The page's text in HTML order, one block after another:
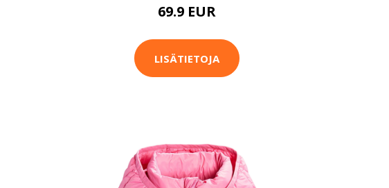
69.9 EUR
LISÄTIETOJA